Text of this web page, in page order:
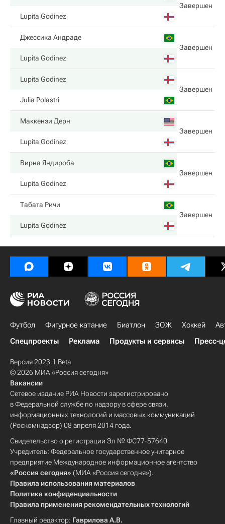
Завершен
Lupita Godinez
Джессика Андраде
Завершен
Lupita Godinez
Lupita Godinez
Завершен
Julia Polastri
Маккензи Дерн
Завершен
Lupita Godinez
Вирна Яндироба
Завершен
Lupita Godinez
Табата Ричи
Завершен
Lupita Godinez
Футбол Фигурное катание Биатлон ЗОЖ Хоккей
Спецпроекты
Реклама Продукты и сервисы Пресс-
Версия 2023.1 Beta
© 2026 МИА «Россия сегодня»
Вакансии
Сетевое издание РИА Новости зарегистрировано
в Федеральной службе по надзору в сфере связи,
информационных технологий и массовых коммуникаций
(Роскомнадзор) 08 апреля 2014 года.
Свидетельство о регистрации Эл № ФС77-57640
Учредитель: Федеральное государственное унитарное
предприятие Международное информационное агентство
«Россия сегодня» (МИА «Россия сегодня»).
Правила использования материалов
Политика конфиденциальности
Правила применения рекомендательных технологий
Главный редактор: Гаврилова А.В.